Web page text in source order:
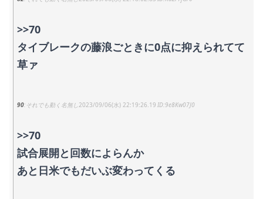
>>70
タイブレークの藤浪ごときに0点に抑えられてて
草ァ
90 それでも動く名無し2023/09/06(水) 22:19:26.19 9e8Kw07J0
>>70
試合展開と回数によらんか
あと日米でもだいぶ変わってくる